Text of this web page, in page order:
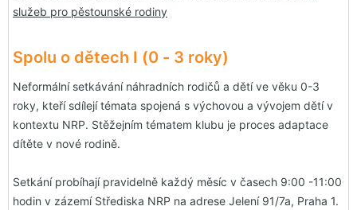
služeb pro pěstounské rodiny
Spolu o dětech I (0 - 3 roky)
Neformální setkávání náhradních rodičů a dětí ve věku 0-3
roky, kteří sdílejí témata spojená s výchovou a vývojem dětí v
kontextu NRP. Stěžejním tématem klubu je proces adaptace
dítěte v nové rodině.
Setkání probíhají pravidelně každý měsíc v časech 9:00 -11:00
hodin v zázemí Střediska NRP na adrese Jelení 91/7a, Praha 1.